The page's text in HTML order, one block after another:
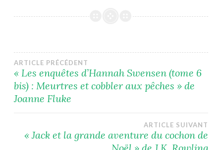
Navigation
de
ARTICLE PRÉCÉDENT
« Les enquêtes d’Hannah Swensen (tome 6
bis) : Meurtres et cobbler aux pêches » de
Joanne Fluke
ARTICLE SUIVANT
« Jack et la grande aventure du cochon de